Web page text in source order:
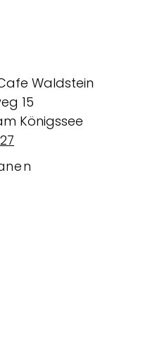
Waldstein
15
Königssee